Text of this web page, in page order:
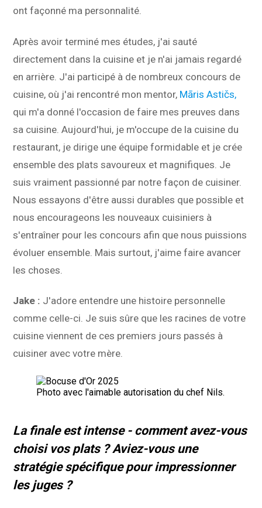
ont façonné ma personnalité.
Après avoir terminé mes études, j'ai sauté
directement dans la cuisine et je n'ai jamais regardé
en arrière. J'ai participé à de nombreux concours de
cuisine, où j'ai rencontré mon mentor, Māris Astičs,
qui m'a donné l'occasion de faire mes preuves dans
sa cuisine. Aujourd'hui, je m'occupe de la cuisine du
restaurant, je dirige une équipe formidable et je crée
ensemble des plats savoureux et magnifiques. Je
suis vraiment passionné par notre façon de cuisiner.
Nous essayons d'être aussi durables que possible et
nous encourageons les nouveaux cuisiniers à
s'entraîner pour les concours afin que nous puissions
évoluer ensemble. Mais surtout, j'aime faire avancer
les choses.
Jake : J'adore entendre une histoire personnelle
comme celle-ci. Je suis sûre que les racines de votre
cuisine viennent de ces premiers jours passés à
cuisiner avec votre mère.
Photo avec l'aimable autorisation du chef Nils.
La finale est intense - comment avez-vous
choisi vos plats ? Aviez-vous une
stratégie spécifique pour impressionner
les juges ?